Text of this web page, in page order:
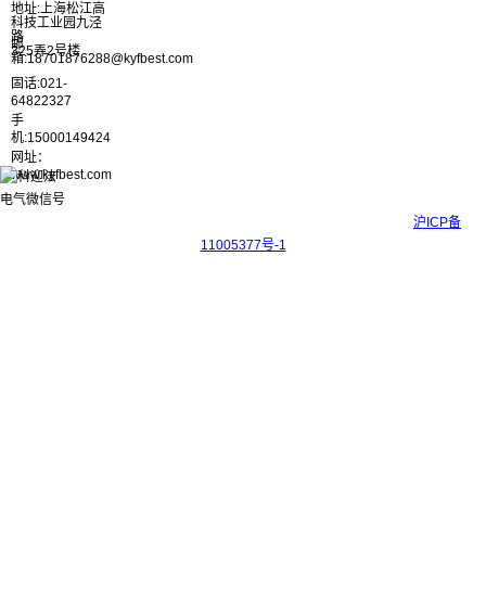
地址:上海松江高
科技工业园九泾
路
325弄2号楼
邮
箱:18701876288@kyfbest.com
固话:021-
64822327
手
机:15000149424
网址：
www.kyfbest.com
沪ICP备
11005377号-1